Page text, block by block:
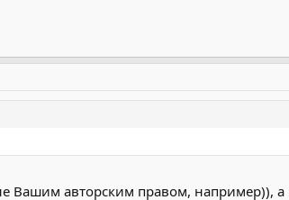
Вашим авторским правом, например)), а